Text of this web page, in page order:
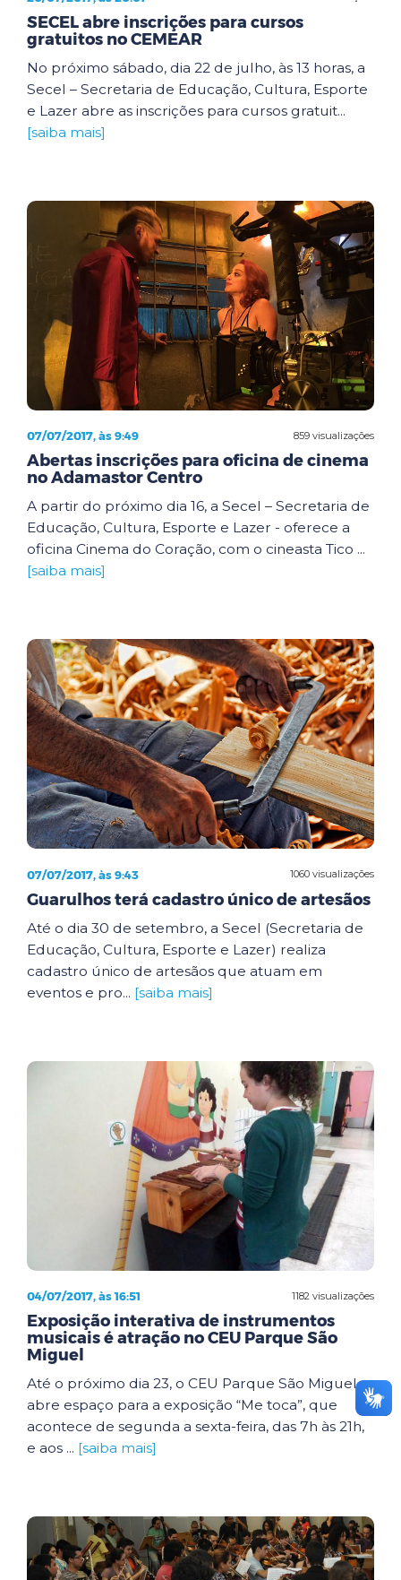
SECEL abre inscrições para cursos
gratuitos no CEMEAR
No próximo sábado, dia 22 de julho, às 13 horas, a
Secel – Secretaria de Educação, Cultura, Esporte
e Lazer abre as inscrições para cursos gratuit...
[saiba mais]
859 visualizações
07/07/2017, às 9:49
Abertas inscrições para oficina de cinema
no Adamastor Centro
A partir do próximo dia 16, a Secel – Secretaria de
Educação, Cultura, Esporte e Lazer - oferece a
oficina Cinema do Coração, com o cineasta Tico ...
[saiba mais]
1060 visualizações
07/07/2017, às 9:43
Guarulhos terá cadastro único de artesãos
Até o dia 30 de setembro, a Secel (Secretaria de
Educação, Cultura, Esporte e Lazer) realiza
cadastro único de artesãos que atuam em
eventos e pro... [saiba mais]
1182 visualizações
04/07/2017, às 16:51
Exposição interativa de instrumentos
musicais é atração no CEU Parque São
Miguel
Até o próximo dia 23, o CEU Parque São Miguel
abre espaço para a exposição “Me toca”, que
acontece de segunda a sexta-feira, das 7h às 21h,
e aos ... [saiba mais]